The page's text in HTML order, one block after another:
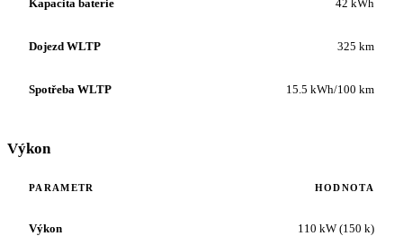
Kapacita baterie 42 kWh
Dojezd WLTP 325 km
Spotřeba WLTP 15.5 kWh/100 km
Výkon
PARAMETR HODNOTA
Výkon 110 kW (150 k)